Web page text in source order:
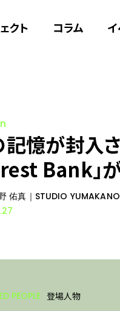
クト コラム
憶が封入
Bank」
佑真｜STUDIO YUMAKANO
PEOPLE 登場人物